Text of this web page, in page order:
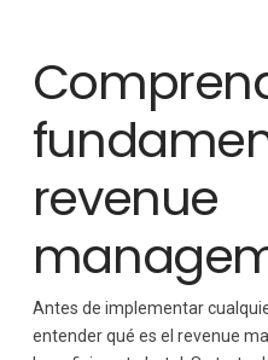
revenue
Antes de implementar
entender qué es el revenue